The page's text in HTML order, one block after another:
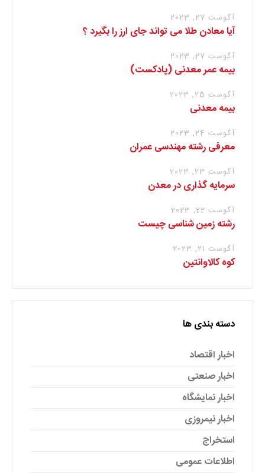
آگوست 27, 2023
آیا معادن طلا می تواند جای ارز را بگیرد ؟
آگوست 27, 2023
بیمه عمر معدنی (پادکست)
آگوست 25, 2023
بیمه معدنی
آگوست 24, 2023
معرفی رشته مهندسی عمران
آگوست 23, 2023
سرمایه گذاری در معدن
آگوست 22, 2023
رشته زمین شناسی چیست
آگوست 21, 2023
کوه کالاوانتین
دسته بندی ها
اخبار اقتصاد
اخبار صنعتی
اخبار نمایشگاه
اخبار نیمروزی
استخراج
اطلاعات عمومی